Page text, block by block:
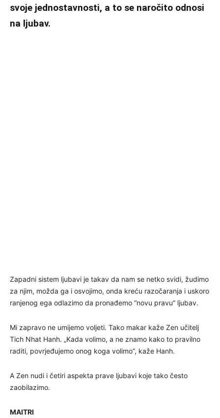
svoje jednostavnosti, a to se naročito odnosi
na ljubav.
Zapadni sistem ljubavi je takav da nam se netko svidi, žudimo
za njim, možda ga i osvojimo, onda kreću razočaranja i uskoro
ranjenog ega odlazimo da pronađemo “novu pravu” ljubav.
Mi zapravo ne umijemo voljeti. Tako makar kaže Zen učitelj
Tich Nhat Hanh. „Kada volimo, a ne znamo kako to pravilno
raditi, povrjeđujemo onog koga volimo”, kaže Hanh.
A Zen nudi i četiri aspekta prave ljubavi koje tako često
zaobilazimo.
MAITRI